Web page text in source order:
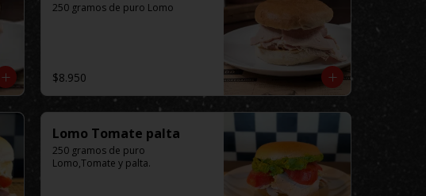
250 gramos de puro Lomo
$8.950
Lomo Tomate palta
250 gramos de puro
Lomo,Tomate y palta.